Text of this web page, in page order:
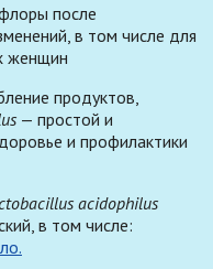
после
в том числе для
женщин
продуктов,
— простой и
и профилактики
acidophilus
в том числе: